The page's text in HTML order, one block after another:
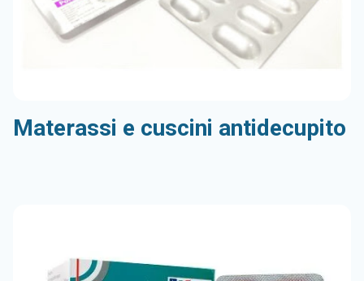
Materassi e cuscini antidecupito